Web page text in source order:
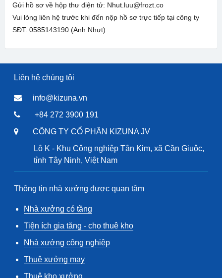
Gửi hồ sơ về hộp thư điện tử: Nhut.luu@frozt.co
Vui lòng liên hệ trước khi đến nộp hồ sơ trực tiếp tại công ty
SĐT: 0585143190 (Anh Nhựt)
Liên hệ chúng tôi
info@kizuna.vn
+84 272 3900 191
CÔNG TY CỔ PHẦN KIZUNA JV
Lô K - Khu Công nghiệp Tân Kim, xã Cần Giuộc,
tỉnh Tây Ninh, Việt Nam
Thông tin nhà xưởng được quan tâm
Nhà xưởng có tầng
Tiện ích gia tăng - cho thuê kho
Nhà xưởng công nghiệp
Thuê xưởng may
Thuê kho xưởng